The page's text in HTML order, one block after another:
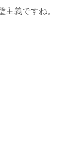
主義ですね。